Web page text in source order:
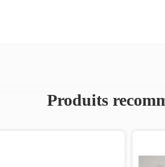
Produits